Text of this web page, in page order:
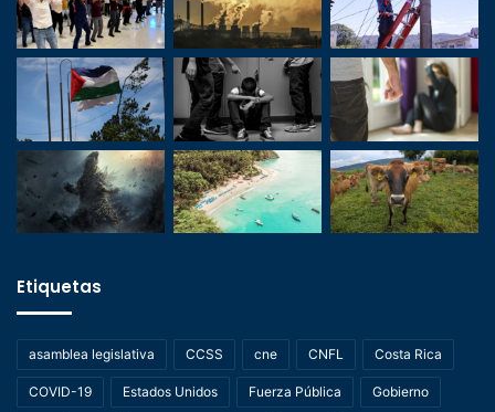
Etiquetas
asamblea legislativa CCSS cne CNFL Costa Rica
COVID-19 Estados Unidos Fuerza Pública Gobierno